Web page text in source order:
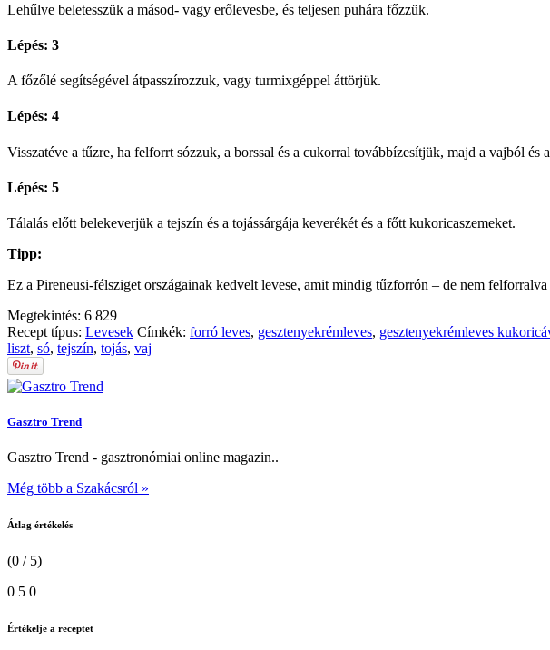
Lehűlve beletesszük a másod- vagy erőlevesbe, és teljesen puhára főzzük.
Lépés: 3
A főzőlé segítségével átpasszírozzuk, vagy turmixgéppel áttörjük.
Lépés: 4
Visszatéve a tűzre, ha felforrt sózzuk, a borssal és a cukorral továbbízesítjük, majd a vajból és
Lépés: 5
Tálalás előtt belekeverjük a tejszín és a tojássárgája keverékét és a főtt kukoricaszemeket.
Tipp:
Ez a Pireneusi-félsziget országainak kedvelt levese, amit mindig tűzforrón – de nem felforralva
Megtekintés: 6 829
Recept típus: Levesek Címkék: forró leves, gesztenyekrémleves, gesztenyekrémleves
liszt, só, tejszín, tojás, vaj
Gasztro Trend
Gasztro Trend - gasztronómiai online magazin..
Még több a Szakácsról »
Átlag értékelés
(0 / 5)
0 5 0
Értékelje a receptet